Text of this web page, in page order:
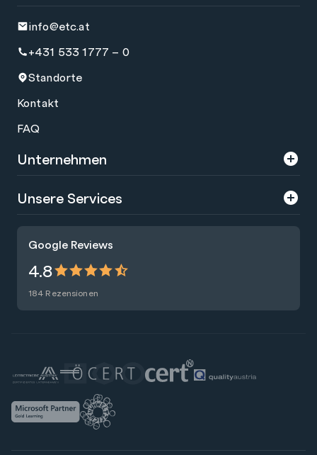
Google Reviews
4.8
184 Rezensionen
info@etc.at
+431 533 1777 – 0
Standorte
Kontakt
FAQ
Unternehmen
Über uns
Presse
Nachhaltigkeit
Blog
Unsere Services
Raummiete